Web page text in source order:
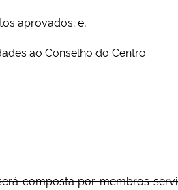
aprovados; e,
ao Conselho do Centro.
composta por membros